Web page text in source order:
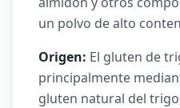
un polvo de alto
Origen: El gluten de
principalmente
gluten natural del